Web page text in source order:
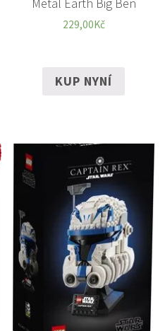
229,00Kč
KUP NYNÍ